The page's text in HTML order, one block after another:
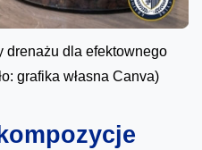
drenażu dla efektownego
grafika własna Canva)